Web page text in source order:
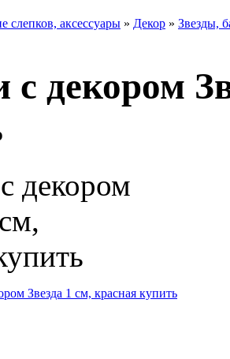
слепков, аксессуары » Декор » Звезды,
с декором